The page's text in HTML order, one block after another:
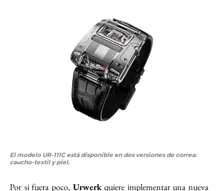
El modelo UR-111C está disponible en dos versiones de correa:
caucho-textil y piel.
Por si fuera poco, Urwerkquiere implementar una nueva